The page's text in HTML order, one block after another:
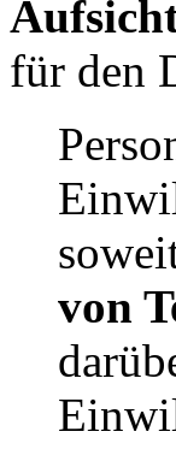
für den
von